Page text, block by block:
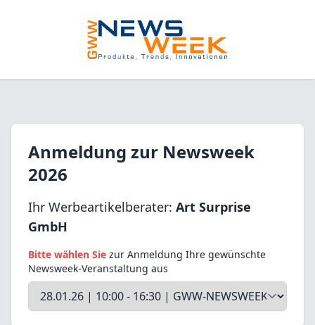
Anmeldung zur Newsweek
2026
Ihr Werbeartikelberater: Art Surprise
GmbH
Bitte wählen Sie zur Anmeldung Ihre gewünschte
Newsweek-Veranstaltung aus